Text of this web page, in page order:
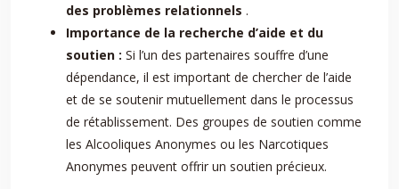
des problèmes relationnels .
Importance de la recherche d’aide et du
soutien : Si l’un des partenaires souffre d’une
dépendance, il est important de chercher de l’aide
et de se soutenir mutuellement dans le processus
de rétablissement. Des groupes de soutien comme
les Alcooliques Anonymes ou les Narcotiques
Anonymes peuvent offrir un soutien précieux.